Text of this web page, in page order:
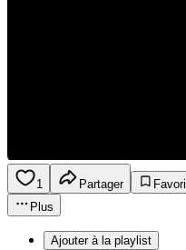
1 Partager
Favori
Plus
Ajouter à la playlist